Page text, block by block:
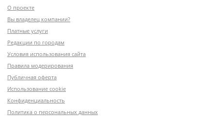
О проекте
Вы владелец компании?
Платные услуги
Редакции по городам
Условия использования сайта
Правила модерирования
Публичная оферта
Использование cookie
Конфиденциальность
Политика о персональных данных